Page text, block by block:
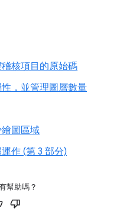
稽核項目的原始碼
，並管理圖層數量
圖區域
作 (第 3 部分)
幫助嗎？